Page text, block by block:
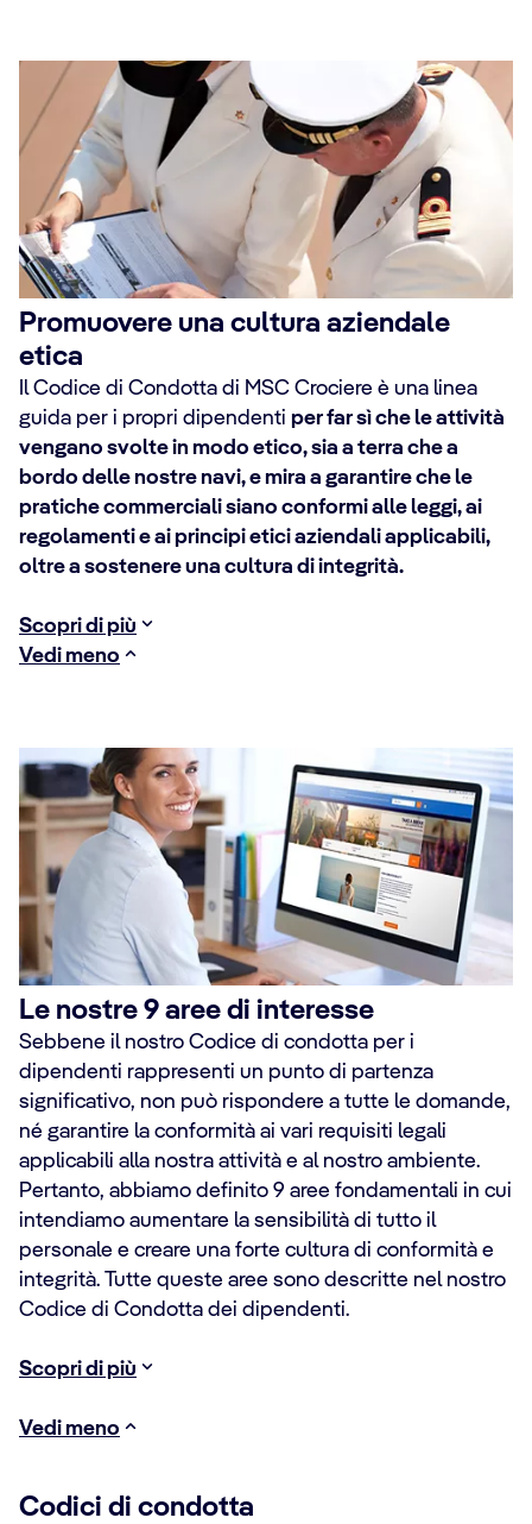
Promuovere una cultura aziendale
etica
Il Codice di Condotta di MSC Crociere è una linea
guida per i propri dipendenti per far sì che le attività
vengano svolte in modo etico, sia a terra che a
bordo delle nostre navi, e mira a garantire che le
pratiche commerciali siano conformi alle leggi, ai
regolamenti e ai principi etici aziendali applicabili,
oltre a sostenere una cultura di integrità.
Scopri di più
Vedi meno
Le nostre 9 aree di interesse
Sebbene il nostro Codice di condotta per i
dipendenti rappresenti un punto di partenza
significativo, non può rispondere a tutte le domande,
né garantire la conformità ai vari requisiti legali
applicabili alla nostra attività e al nostro ambiente.
Pertanto, abbiamo definito 9 aree fondamentali in cui
intendiamo aumentare la sensibilità di tutto il
personale e creare una forte cultura di conformità e
integrità. Tutte queste aree sono descritte nel nostro
Codice di Condotta dei dipendenti.
Scopri di più
Vedi meno
Codici di condotta